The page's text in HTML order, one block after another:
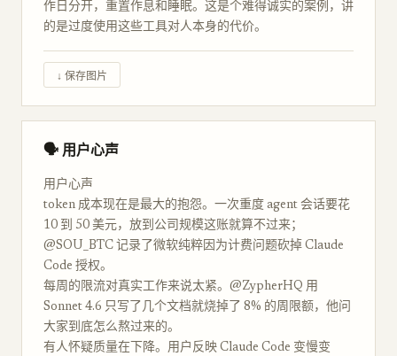
作日分开，重置作息和睡眠。这是个难得诚实的案例，讲
的是过度使用这些工具对人本身的代价。
↓ 保存图片
🗣 用户心声
用户心声
token 成本现在是最大的抱怨。一次重度 agent 会话要花
10 到 50 美元，放到公司规模这账就算不过来；
@SOU_BTC 记录了微软纯粹因为计费问题砍掉 Claude
Code 授权。
每周的限流对真实工作来说太紧。@ZypherHQ 用
Sonnet 4.6 只写了几个文档就烧掉了 8% 的周限额，他问
大家到底怎么熬过来的。
有人怀疑质量在下降。用户反映 Claude Code 变慢变